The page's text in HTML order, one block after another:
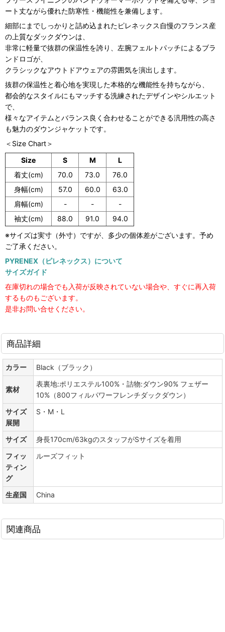
ート丈ながら優れた防寒性・機能性を兼備します。
細部にまでしっかりと詰め込まれたピレネックス自慢のフランス産
の上質なダックダウンは、
非常に軽量で抜群の保温性を誇り、左腕フェルトパッチによるブラ
ンドロゴが、
クラシックなアウトドアウェアの雰囲気を演出します。
抜群の保温性と着心地を実現した本格的な機能性を持ちながら、
都会的なスタイルにもマッチする洗練されたデザインやシルエット
で、
様々なアイテムとバランス良く合わせることができる汎用性の高さ
も魅力のダウンジャケットです。
＜Size Chart＞
Size
S M
L
着丈(cm)
70.0 73.0
76.0
身幅(cm)
57.0 60.0
63.0
肩幅(cm)
- -
-
袖丈(cm)
88.0 91.0
94.0
※サイズは実寸（外寸）ですが、多少の個体差がございます。予め
ご了承ください。
PYRENEX（ピレネックス）について
サイズガイド
在庫切れの場合でも入荷が反映されていない場合や、すぐに再入荷
するものもございます。
是非お問い合せください。
商品詳細
カラー Black（ブラック）
素材
表裏地:ポリエステル100%・詰物:ダウン90% フェザー
10%（800フィルパワーフレンチダックダウン）
サイズ
展開
S・M・L
サイズ
身長170cm/63kgのスタッフがSサイズを着用
フィッ
ティン
グ
ルーズフィット
生産国 China
関連商品